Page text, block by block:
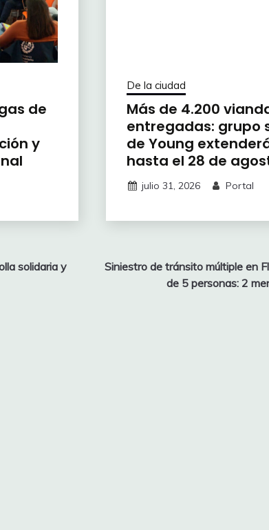
de
y
De la ciudad
Más de 4.200
entregadas: grupo
de Young
hasta el 28 de
julio 31, 2026 Portal
solidaria y
Siniestro de tránsito múltiple en
de 5 personas: 2